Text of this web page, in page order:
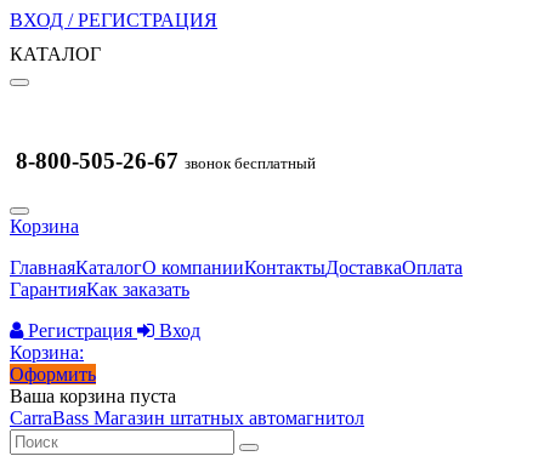
ВХОД / РЕГИСТРАЦИЯ
КАТАЛОГ
8-800-505-26-67 звонок бесплатный
Корзина
ГлавнаяКаталогО компанииКонтактыДоставкаОплата
ГарантияКак заказать
Регистрация
Вход
Корзина:
Оформить
Ваша корзина пуста
CarraBass Магазин штатных автомагнитол